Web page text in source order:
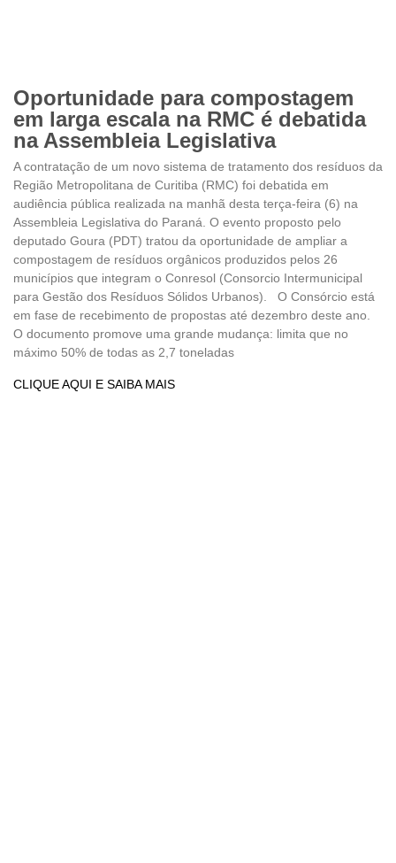
Oportunidade para compostagem
em larga escala na RMC é debatida
na Assembleia Legislativa
A contratação de um novo sistema de tratamento dos resíduos da
Região Metropolitana de Curitiba (RMC) foi debatida em
audiência pública realizada na manhã desta terça-feira (6) na
Assembleia Legislativa do Paraná. O evento proposto pelo
deputado Goura (PDT) tratou da oportunidade de ampliar a
compostagem de resíduos orgânicos produzidos pelos 26
municípios que integram o Conresol (Consorcio Intermunicipal
para Gestão dos Resíduos Sólidos Urbanos). O Consórcio está
em fase de recebimento de propostas até dezembro deste ano.
O documento promove uma grande mudança: limita que no
máximo 50% de todas as 2,7 toneladas
CLIQUE AQUI E SAIBA MAIS